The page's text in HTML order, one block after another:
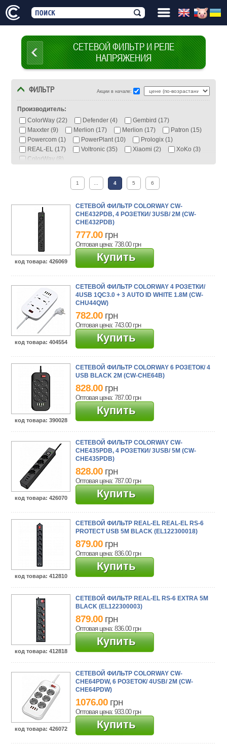
СЕТЕВОЙ ФИЛЬТР И РЕЛЕ
НАПРЯЖЕНИЯ
ФИЛЬТР Акции в начале:
Производитель:
ColorWay (22)
Defender (4)
Gembird (17)
Maxxter (9)
Merlion (17) Merlion (17)
Patron (15)
Powercom (1)
PowerPlant (10)
Prologix (1)
REAL-EL (17)
Voltronic (35) Xiaomi (2)
XoKo (3)
СolorWay (8)
Сетевой фильтр-удлинитель (15)
Удлинитель (15)
1 4 5 6
код товара: 426069
СЕТЕВОЙ ФИЛЬТР COLORWAY CW-
CHE432PDB, 4 РОЗЕТКИ/ 3USB/ 2M (CW-
CHE432PDB)
777.00 грн
Оптовая цена: 738.00 грн
Купить
код товара: 404554
СЕТЕВОЙ ФИЛЬТР СOLORWAY 4 РОЗЕТКИ/
4USB 1QC3.0 + 3 AUTO ID WHITE 1.8M (CW-
CHU44QW)
782.00 грн
Оптовая цена: 743.00 грн
Купить
код товара: 390028
СЕТЕВОЙ ФИЛЬТР СOLORWAY 6 РОЗЕТОК/ 4
USB BLACK 2M (CW-CHE64B)
828.00 грн
Оптовая цена: 787.00 грн
Купить
код товара: 426070
СЕТЕВОЙ ФИЛЬТР COLORWAY CW-
CHE435PDB, 4 РОЗЕТКИ/ 3USB/ 5M (CW-
CHE435PDB)
828.00 грн
Оптовая цена: 787.00 грн
Купить
код товара: 412810
СЕТЕВОЙ ФИЛЬТР REAL-EL REAL-EL RS-6
PROTECT USB 5M BLACK (EL122300018)
879.00 грн
Оптовая цена: 836.00 грн
Купить
код товара: 412818
СЕТЕВОЙ ФИЛЬТР REAL-EL RS-6 EXTRA 5M
BLACK (EL122300003)
879.00 грн
Оптовая цена: 836.00 грн
Купить
код товара: 426072
СЕТЕВОЙ ФИЛЬТР COLORWAY CW-
CHE64PDW, 6 РОЗЕТОК/ 4USB/ 2M (CW-
CHE64PDW)
1076.00 грн
Оптовая цена: 933.00 грн
Купить